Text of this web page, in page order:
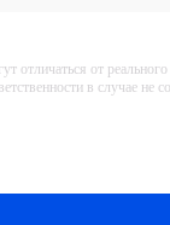
отличаться от
в случае